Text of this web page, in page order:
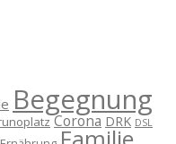
Begegnung
Corona DRK DSL